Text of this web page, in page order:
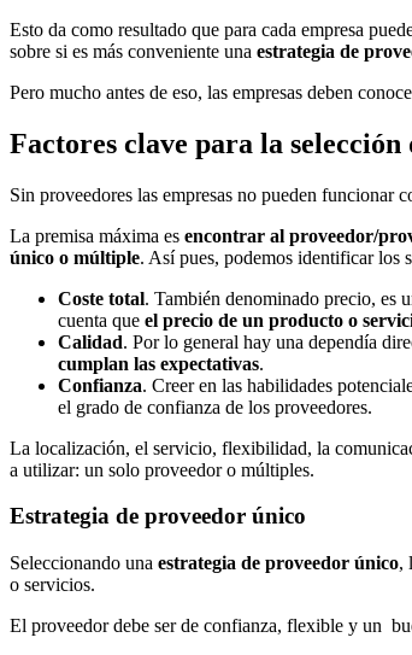
Esto da como resultado que para cada empresa
sobre si es más conveniente una estrategia de
Pero mucho antes de eso, las empresas deben
Factores clave para la selección
Sin proveedores las empresas no pueden funcionar
La premisa máxima es encontrar al proveedor/
único o múltiple. Así pues, podemos identificar los
Coste total. También denominado precio, es
cuenta que el precio de un producto o
Calidad. Por lo general hay una dependía
cumplan las expectativas.
Confianza. Creer en las habilidades
el grado de confianza de los proveedores.
La localización, el servicio, flexibilidad, la
a utilizar: un solo proveedor o múltiples.
Estrategia de proveedor único
Seleccionando una estrategia de proveedor único,
o servicios.
El proveedor debe ser de confianza, flexible y un